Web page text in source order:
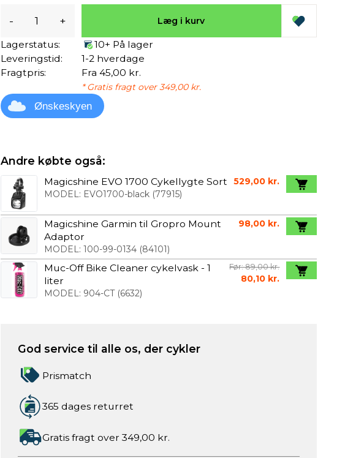
- + Læg i kurv
Lagerstatus:
10+ På lager
Leveringstid:
1-2 hverdage
Fragtpris:
Fra 45,00 kr.
* Gratis fragt over 349,00 kr.
Ønskeskyen
Andre købte også:
Magicshine EVO 1700 Cykellygte Sort
MODEL: EVO1700-black(77915)
529,00 kr.
Magicshine Garmin til Gropro Mount
Adaptor
MODEL: 100-99-0134(84101)
98,00 kr.
Muc-Off Bike Cleaner cykelvask - 1
liter
MODEL: 904-CT(6632)
Før: 89,00 kr.
80,10 kr.
God service til alle os, der cykler
Prismatch
365 dages returret
Gratis fragt over 349,00 kr.